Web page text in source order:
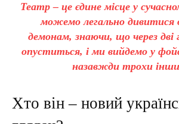
Театр – це єдине місце у
можемо легально дивитися
демонам, знаючи, що через дві
опуститься, і ми вийдемо у
назавжди трохи
Хто він – новий